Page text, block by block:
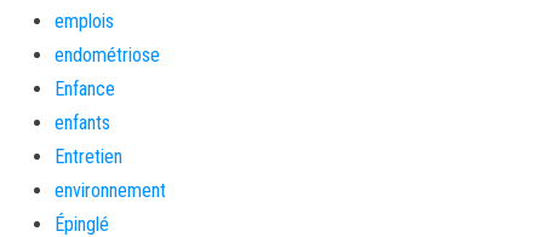
emplois
endométriose
Enfance
enfants
Entretien
environnement
Épinglé